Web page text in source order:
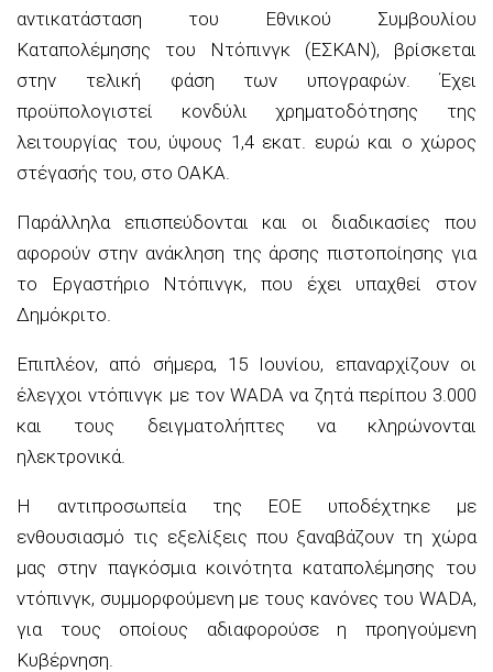
αντικατάσταση του Εθνικού Συμβουλίου
Καταπολέμησης του Ντόπινγκ (ΕΣΚΑΝ), βρίσκεται
στην τελική φάση των υπογραφών. Έχει
προϋπολογιστεί κονδύλι χρηματοδότησης της
λειτουργίας του, ύψους 1,4 εκατ. ευρώ και ο χώρος
στέγασής του, στο ΟΑΚΑ.
Παράλληλα επισπεύδονται και οι διαδικασίες που
αφορούν στην ανάκληση της άρσης πιστοποίησης για
το Εργαστήριο Ντόπινγκ, που έχει υπαχθεί στον
Δημόκριτο.
Επιπλέον, από σήμερα, 15 Ιουνίου, επαναρχίζουν οι
έλεγχοι ντόπινγκ με τον WADA να ζητά περίπου 3.000
και τους δειγματολήπτες να κληρώνονται
ηλεκτρονικά.
Η αντιπροσωπεία της ΕΟΕ υποδέχτηκε με
ενθουσιασμό τις εξελίξεις που ξαναβάζουν τη χώρα
μας στην παγκόσμια κοινότητα καταπολέμησης του
ντόπινγκ, συμμορφούμενη με τους κανόνες του WADA,
για τους οποίους αδιαφορούσε η προηγούμενη
Κυβέρνηση.